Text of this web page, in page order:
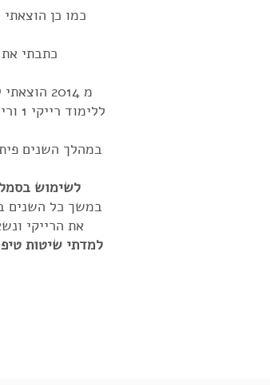
כמו כן
כתבתי
במהלך השנים
לשימוש
במשך כל השנים
את הרייקי
למדתי שיטות